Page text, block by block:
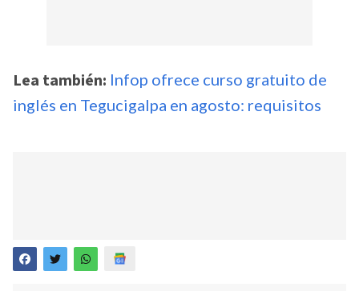
Lea también: Infop ofrece curso gratuito de
inglés en Tegucigalpa en agosto: requisitos